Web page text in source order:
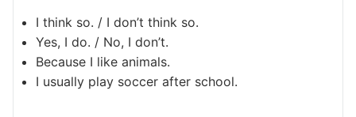
I think so. / I don’t think so.
Yes, I do. / No, I don’t.
Because I like animals.
I usually play soccer after school.